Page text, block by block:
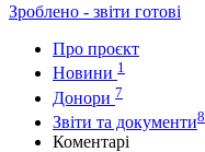
Зроблено - звіти готові
Про проєкт
Новини 1
Донори 7
Звіти та документи8
Коментарі